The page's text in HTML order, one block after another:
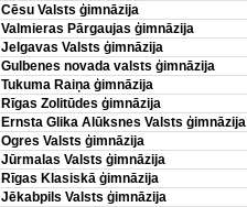
Cēsu Valsts ģimnāzija
Valmieras Pārgaujas ģimnāzija
Jelgavas Valsts ģimnāzija
Gulbenes novada valsts ģimnāzija
Tukuma Raiņa ģimnāzija
Rīgas Zolitūdes ģimnāzija
Ernsta Glika Alūksnes Valsts ģimnāzija
Ogres Valsts ģimnāzija
Jūrmalas Valsts ģimnāzija
Rīgas Klasiskā ģimnāzija
Jēkabpils Valsts ģimnāzija